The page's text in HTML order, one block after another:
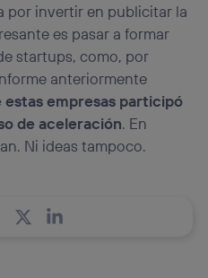
por invertir en publicitar la
es pasar a formar
startups, como, por
anteriormente
estas empresas participó
de aceleración. En
Ni ideas tampoco.